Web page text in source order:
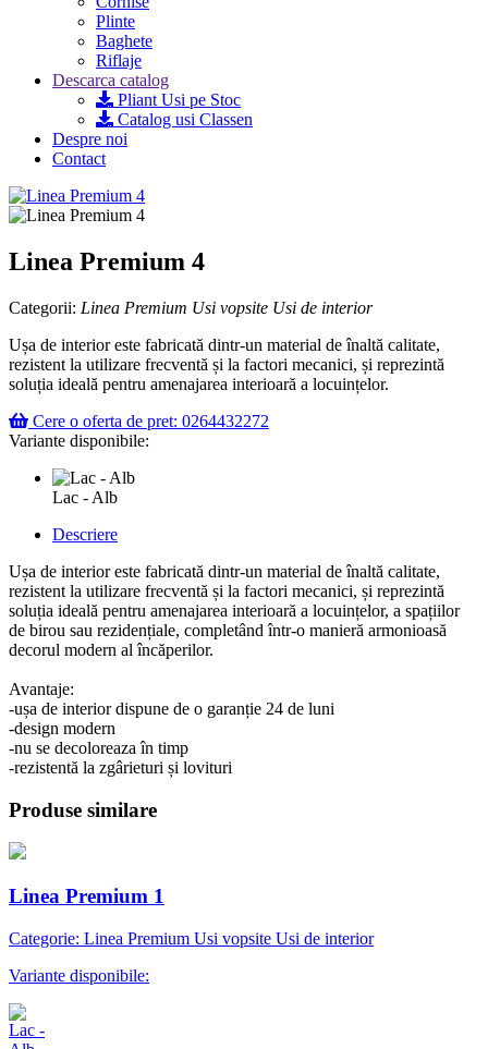
Plinte
Baghete
Riflaje
Descarca catalog
Pliant Usi pe Stoc
Catalog usi Classen
Despre noi
Contact
Linea Premium 4
Categorii: Linea Premium Usi vopsite Usi de interior
Ușa de interior este fabricată dintr-un material de înaltă calitate,
rezistent la utilizare frecventă și la factori mecanici, și reprezintă
soluția ideală pentru amenajarea interioară a locuințelor.
Cere o oferta de pret: 0264432272
Variante disponibile:
Lac - Alb
Descriere
Ușa de interior este fabricată dintr-un material de înaltă calitate,
rezistent la utilizare frecventă și la factori mecanici, și reprezintă
soluția ideală pentru amenajarea interioară a locuințelor, a spațiilor
de birou sau rezidențiale, completând într-o manieră armonioasă
decorul modern al încăperilor.
Avantaje:
-ușa de interior dispune de o garanție 24 de luni
-design modern
-nu se decoloreaza în timp
-rezistentă la zgârieturi și lovituri
Produse similare
Linea Premium 1
Categorie: Linea Premium Usi vopsite Usi de interior
Variante disponibile: